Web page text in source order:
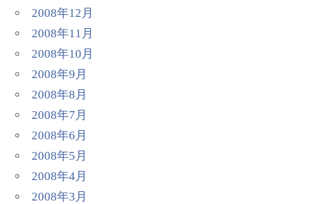
2008年12月
2008年11月
2008年10月
2008年9月
2008年8月
2008年7月
2008年6月
2008年5月
2008年4月
2008年3月